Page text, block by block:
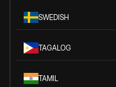
SWEDISH
TAGALOG
TAMIL